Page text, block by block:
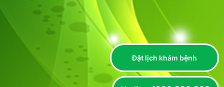
Đặt lịch khám bệnh